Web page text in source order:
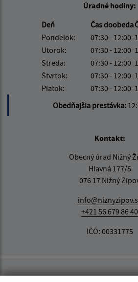
Úradné hodiny:
Deň
Čas doobeda
Pondelok:
07:30 - 12:00
Utorok:
07:30 - 12:00
Streda:
07:30 - 12:00
Štvrtok:
07:30 - 12:00
Piatok:
07:30 - 12:00
Obedňajšia prestávka:
Kontakt:
Obecný úrad Nižný
Hlavná 177/5
076 17 Nižný
+421 56 679 86 40
IČO: 00331775